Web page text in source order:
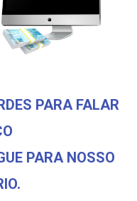
PARA FALAR
PARA NOSSO